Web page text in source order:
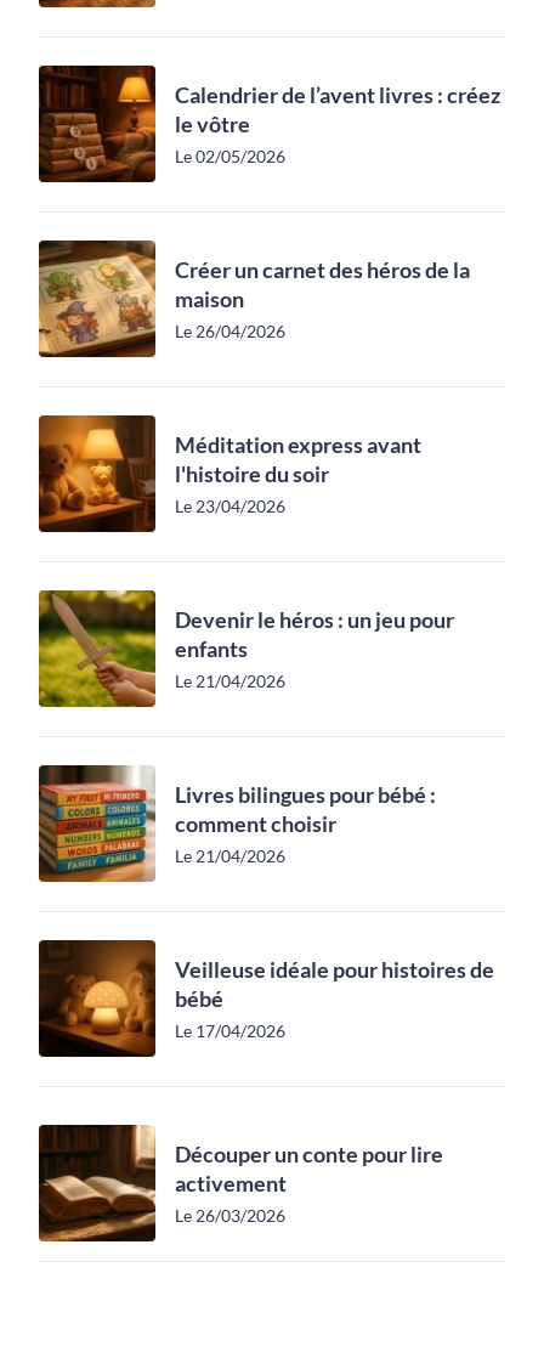
Calendrier de l’avent livres : créez
le vôtre
Le 02/05/2026
Créer un carnet des héros de la
maison
Le 26/04/2026
Méditation express avant
l'histoire du soir
Le 23/04/2026
Devenir le héros : un jeu pour
enfants
Le 21/04/2026
Livres bilingues pour bébé :
comment choisir
Le 21/04/2026
Veilleuse idéale pour histoires de
bébé
Le 17/04/2026
Découper un conte pour lire
activement
Le 26/03/2026